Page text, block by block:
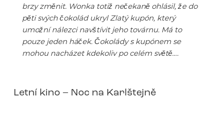
brzy změnit. Wonka totiž nečekaně ohlásil, že do
pěti svých čokolád ukryl Zlatý kupón, který
umožní nálezci navštívit jeho továrnu. Má to
pouze jeden háček. Čokolády s kupónem se
mohou nacházet kdekoliv po celém světě….
Letní kino – Noc na Karlštejně